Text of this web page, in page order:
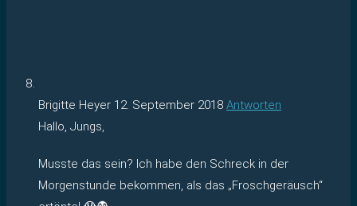
Brigitte Heyer 12. September 2018 Antworten
Hallo, Jungs,
Musste das sein? Ich habe den Schreck in der
Morgenstunde bekommen, als das „Froschgeräusch“